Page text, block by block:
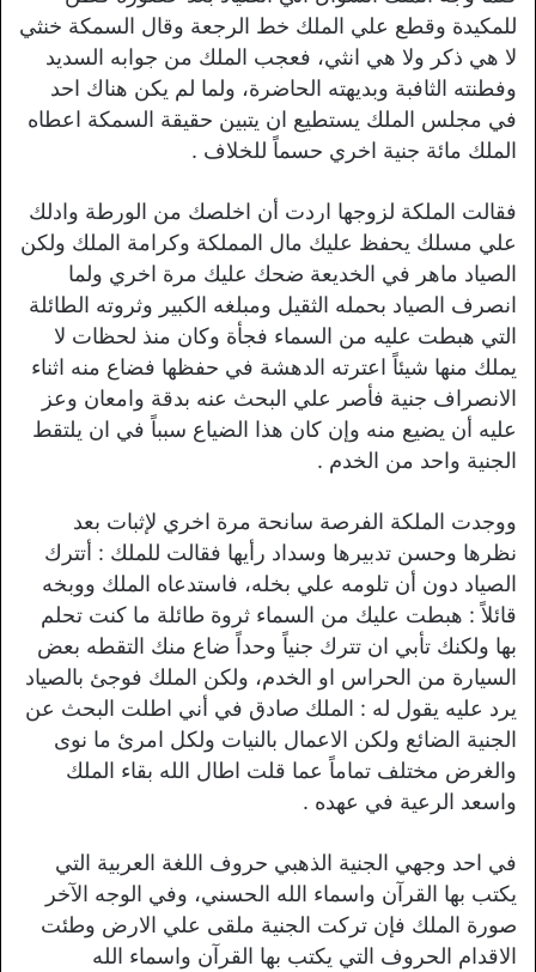
للمكيدة وقطع علي الملك خط الرجعة وقال السمكة خنثي
لا هي ذكر ولا هي انثي، فعجب الملك من جوابه السديد
وفطنته الثافبة وبديهته الحاضرة، ولما لم يكن هناك احد
في مجلس الملك يستطيع ان يتبين حقيقة السمكة اعطاه
الملك مائة جنية اخري حسماً للخلاف .
فقالت الملكة لزوجها اردت أن اخلصك من الورطة وادلك
علي مسلك يحفظ عليك مال المملكة وكرامة الملك ولكن
الصياد ماهر في الخديعة ضحك عليك مرة اخري ولما
انصرف الصياد بحمله الثقيل ومبلغه الكبير وثروته الطائلة
التي هبطت عليه من السماء فجأة وكان منذ لحظات لا
يملك منها شيئاً اعترته الدهشة في حفظها فضاع منه اثناء
الانصراف جنية فأصر علي البحث عنه بدقة وامعان وعز
عليه أن يضيع منه وإن كان هذا الضياع سبباً في ان يلتقط
الجنية واحد من الخدم .
ووجدت الملكة الفرصة سانحة مرة اخري لإثبات بعد
نظرها وحسن تدبيرها وسداد رأيها فقالت للملك : أتترك
الصياد دون أن تلومه علي بخله، فاستدعاه الملك ووبخه
قائلاً : هبطت عليك من السماء ثروة طائلة ما كنت تحلم
بها ولكنك تأبي ان تترك جنياً وحداً ضاع منك التقطه بعض
السيارة من الحراس او الخدم، ولكن الملك فوجئ بالصياد
يرد عليه يقول له : الملك صادق في أني اطلت البحث عن
الجنية الضائع ولكن الاعمال بالنيات ولكل امرئ ما نوى
والغرض مختلف تماماً عما قلت اطال الله بقاء الملك
واسعد الرعية في عهده .
في احد وجهي الجنية الذهبي حروف اللغة العربية التي
يكتب بها القرآن واسماء الله الحسني، وفي الوجه الآخر
صورة الملك فإن تركت الجنية ملقى علي الارض وطئت
الاقدام الحروف التي يكتب بها القرآن واسماء الله